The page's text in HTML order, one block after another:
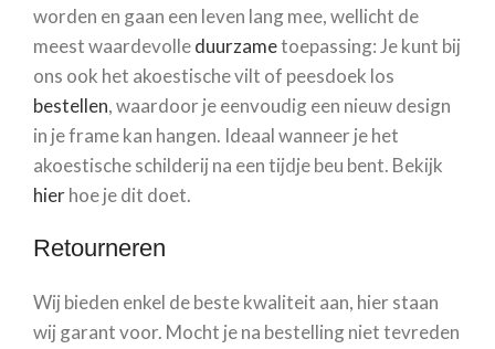
worden en gaan een leven lang mee, wellicht de
meest waardevolleduurzametoepassing: Je kunt bij
ons ook het akoestische vilt of peesdoek los
bestellen, waardoor je eenvoudig een nieuw design
in je frame kan hangen. Ideaal wanneer je het
akoestische schilderij na een tijdje beu bent. Bekijk
hierhoe je dit doet.
Retourneren
Wij bieden enkel de beste kwaliteit aan, hier staan
wij garant voor. Mocht je na bestelling niet tevreden